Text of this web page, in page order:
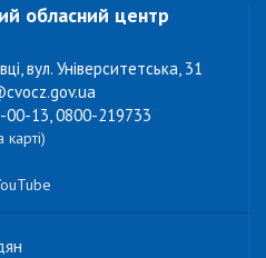
обласний центр
вул. Університетська, 31
00-13, 0800-219733